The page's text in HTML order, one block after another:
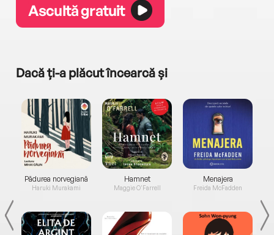
Ascultă gratuit
Dacă ți-a plăcut încearcă și
Pădurea norvegiană
Haruki Murakami
Hamnet
Maggie O'Farrell
Menajera
Freida McFadden